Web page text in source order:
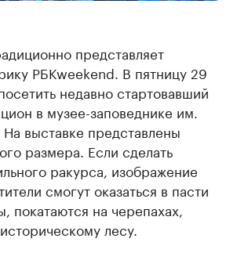
представляет
РБКweekend. В пятницу 29
недавно стартовавший
в музее-заповеднике им.
выставке представлены
размера. Если сделать
ракурса, изображение
смогут оказаться в пасти
покатаются на черепахах,
лесу.